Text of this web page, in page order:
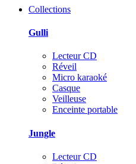
Collections
Gulli
Lecteur CD
Réveil
Micro karaoké
Casque
Veilleuse
Enceinte portable
Jungle
Lecteur CD